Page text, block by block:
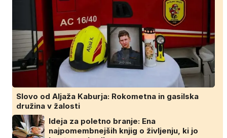
Slovo od Aljaža Kaburja: Rokometna in gasilska
družina v žalosti
Ideja za poletno branje: Ena
najpomembnejših knjig o življenju, ki jo